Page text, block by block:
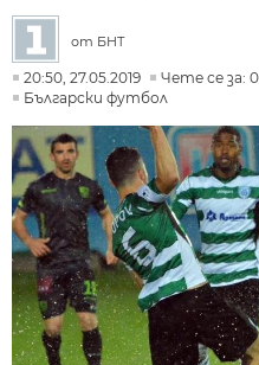
от БНТ
20:50, 27.05.2019
Чете се за:
Български футбол